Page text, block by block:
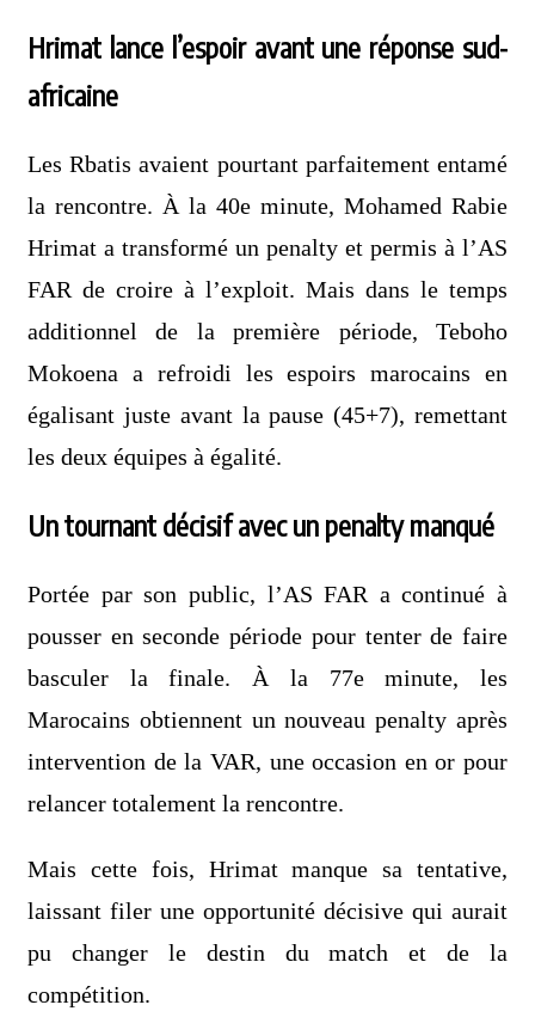
Hrimat lance l’espoir avant une réponse sud-
africaine
Les Rbatis avaient pourtant parfaitement entamé
la rencontre. À la 40e minute, Mohamed Rabie
Hrimat a transformé un penalty et permis à l’AS
FAR de croire à l’exploit. Mais dans le temps
additionnel de la première période, Teboho
Mokoena a refroidi les espoirs marocains en
égalisant juste avant la pause (45+7), remettant
les deux équipes à égalité.
Un tournant décisif avec un penalty manqué
Portée par son public, l’AS FAR a continué à
pousser en seconde période pour tenter de faire
basculer la finale. À la 77e minute, les
Marocains obtiennent un nouveau penalty après
intervention de la VAR, une occasion en or pour
relancer totalement la rencontre.
Mais cette fois, Hrimat manque sa tentative,
laissant filer une opportunité décisive qui aurait
pu changer le destin du match et de la
compétition.